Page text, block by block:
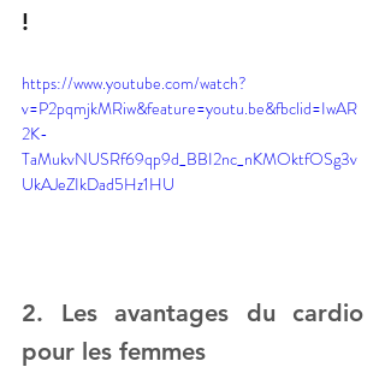
!
https://www.youtube.com/watch?
v=P2pqmjkMRiw&feature=youtu.be&fbclid=IwAR
2K-
TaMukvNUSRf69qp9d_BBI2nc_nKMOktfOSg3v
UkAJeZIkDad5Hz1HU
2. Les avantages du cardio
pour les femmes